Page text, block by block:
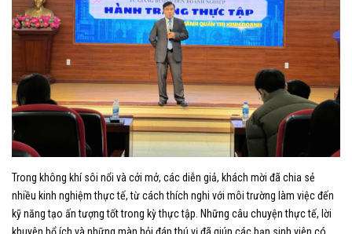
Trong không khí sôi nổi và cởi mở, các diễn giả, khách mời đã chia sẻ
nhiều kinh nghiệm thực tế, từ cách thích nghi với môi trường làm việc đến
kỹ năng tạo ấn tượng tốt trong kỳ thực tập. Những câu chuyện thực tế, lời
khuyên bổ ích và những màn hỏi đáp thú vị đã giúp các bạn sinh viên có